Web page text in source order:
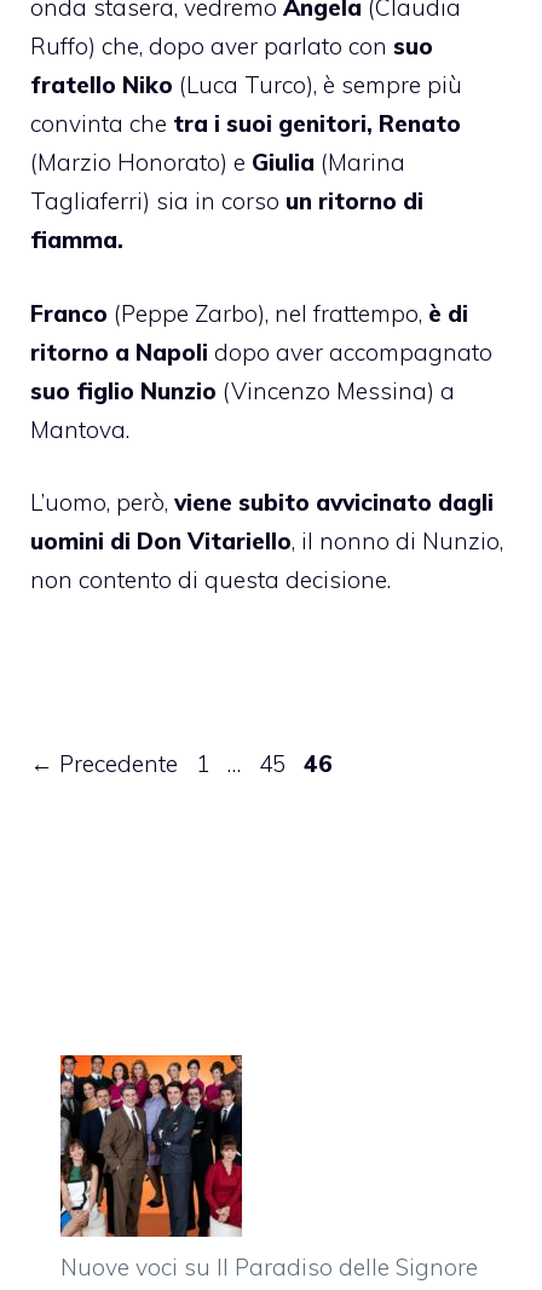
onda stasera, vedremo Angela (Claudia
Ruffo) che, dopo aver parlato con suo
fratello Niko (Luca Turco), è sempre più
convinta che tra i suoi genitori, Renato
(Marzio Honorato) e Giulia (Marina
Tagliaferri) sia in corso un ritorno di
fiamma.
Franco (Peppe Zarbo), nel frattempo, è di
ritorno a Napoli dopo aver accompagnato
suo figlio Nunzio (Vincenzo Messina) a
Mantova.
L’uomo, però, viene subito avvicinato dagli
uomini di Don Vitariello, il nonno di Nunzio,
non contento di questa decisione.
← Precedente Pagina
1 … Pagina
45 Pagina
46
Nuove voci su Il Paradiso delle Signore